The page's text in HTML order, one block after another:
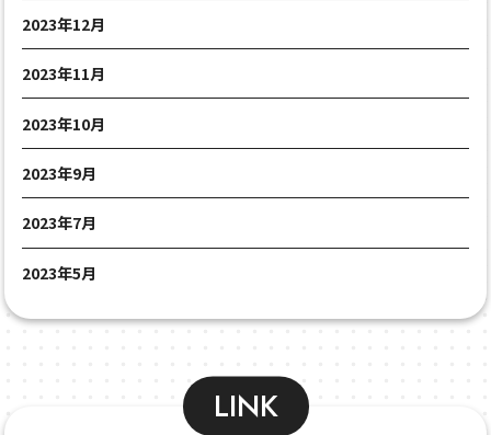
2023年12月
2023年11月
2023年10月
2023年9月
2023年7月
2023年5月
LINK